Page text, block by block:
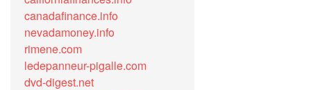
canadafinance.info
nevadamoney.info
rimene.com
ledepanneur-pigalle.com
dvd-digest.net